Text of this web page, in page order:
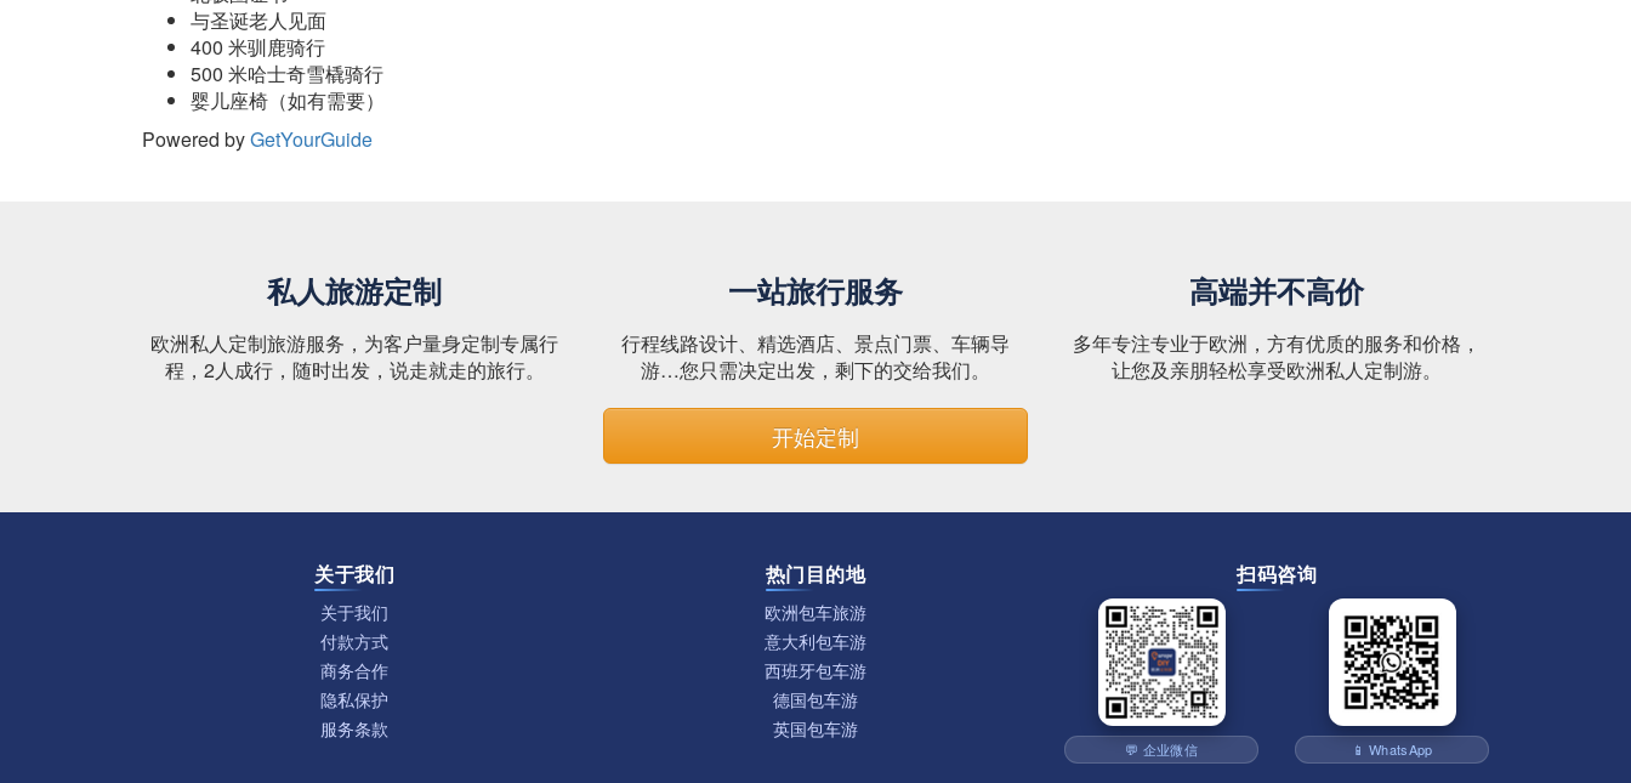
与圣诞老人见面
400 米驯鹿骑行
500 米哈士奇雪橇骑行
婴儿座椅（如有需要）
Powered byGetYourGuide
私人旅游定制
欧洲私人定制旅游服务，为客户量身定制专属行
程，2人成行，随时出发，说走就走的旅行。
一站旅行服务
行程线路设计、精选酒店、景点门票、车辆导
游…您只需决定出发，剩下的交给我们。
高端并不高价
多年专注专业于欧洲，方有优质的服务和价格，
让您及亲朋轻松享受欧洲私人定制游。
开始定制
关于我们
关于我们
付款方式
商务合作
隐私保护
服务条款
热门目的地
欧洲包车旅游
意大利包车游
西班牙包车游
德国包车游
英国包车游
扫码咨询
💬 企业微信 📱 WhatsApp